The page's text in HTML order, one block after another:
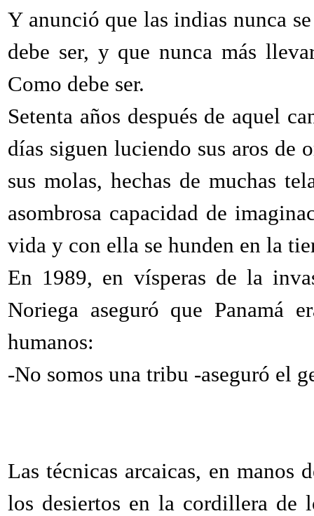
Y anunció que las indias nunca
debe ser, y que nunca más
Como debe ser.
Setenta años después de aquel
días siguen luciendo sus aros de
sus molas, hechas de muchas
asombrosa capacidad de
vida y con ella se hunden en la
En 1989, en vísperas de la
Noriega aseguró que Panamá
humanos:
-No somos una tribu -aseguró el
Las técnicas arcaicas, en manos
los desiertos en la cordillera de